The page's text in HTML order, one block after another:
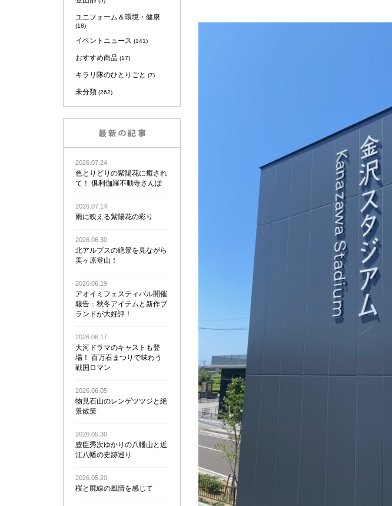
ユニフォーム＆環境・健康
(18)
イベントニュース (141)
おすすめ商品 (17)
キラリ隊のひとりごと (7)
未分類 (262)
2026.07.24
色とりどりの紫陽花に癒され
て！ 俱利伽羅不動寺さんぽ
2026.07.14
雨に映える紫陽花の彩り
2026.06.30
北アルプスの絶景を見ながら
美ヶ原登山！
2026.06.19
アオイミフェスティバル開催
報告：秋冬アイテムと新作ブ
ランドが大好評！
2026.06.17
大河ドラマのキャストも登
場！ 百万石まつりで味わう
戦国ロマン
2026.06.05
物見石山のレンゲツツジと絶
景散策
2026.05.30
豊臣秀次ゆかりの八幡山と近
江八幡の史跡巡り
2026.05.20
桜と廃線の風情を感じて